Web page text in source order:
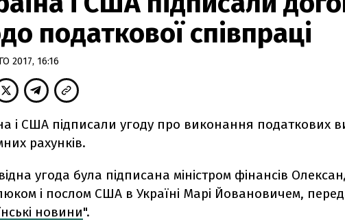
податкової співпраці
2017, 16:16
і США підписали угоду про виконання податкових
рахунків.
угода була підписана міністром фінансів
і послом США в Україні Марі Йовановичем,
новини".